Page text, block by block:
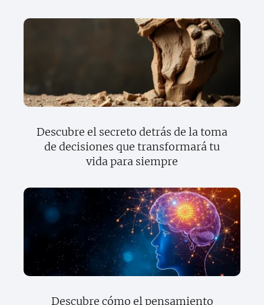
Descubre el secreto detrás de la toma
de decisiones que transformará tu
vida para siempre
Descubre cómo el pensamiento